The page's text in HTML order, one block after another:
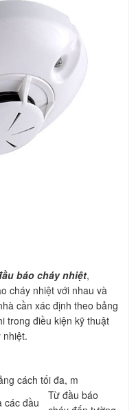
báo cháy nhiệt,
cháy nhiệt với nhau và
cần xác định theo bảng
trong điều kiện kỹ thuật
nhiệt.
cách tối đa, m
các đầu
Từ đầu báo